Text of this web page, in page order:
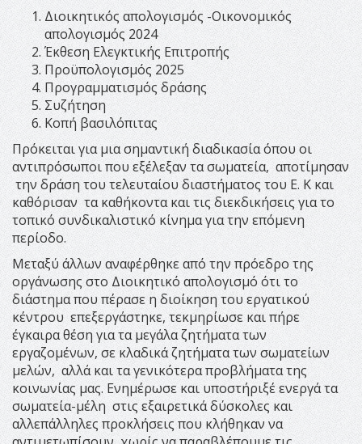
Διοικητικός απολογισμός -Οικονομικός
απολογισμός 2024
Έκθεση Ελεγκτικής Επιτροπής
Προϋπολογισμός 2025
Προγραμματισμός δράσης
Συζήτηση
Κοπή βασιλόπιτας
Πρόκειται για μια σημαντική διαδικασία όπου οι
αντιπρόσωποι που εξέλεξαν τα σωματεία, αποτίμησαν
την δράση του τελευταίου διαστήματος του Ε. Κ και
καθόρισαν τα καθήκοντα και τις διεκδικήσεις για το
τοπικό συνδικαλιστικό κίνημα για την επόμενη
περίοδο.
Μεταξύ άλλων αναφέρθηκε από την πρόεδρο της
οργάνωσης στο Διοικητικό απολογισμό ότι το
διάστημα που πέρασε η διοίκηση του εργατικού
κέντρου επεξεργάστηκε, τεκμηρίωσε και πήρε
έγκαιρα θέση για τα μεγάλα ζητήματα των
εργαζομένων, σε κλαδικά ζητήματα των σωματείων
μελών, αλλά και τα γενικότερα προβλήματα της
κοινωνίας μας. Ενημέρωσε και υποστήριξέ ενεργά τα
σωματεία-μέλη στις εξαιρετικά δύσκολες και
αλλεπάλληλες προκλήσεις που κλήθηκαν να